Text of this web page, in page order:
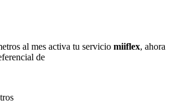
al mes activa tu servicio miiflex, ahora
de